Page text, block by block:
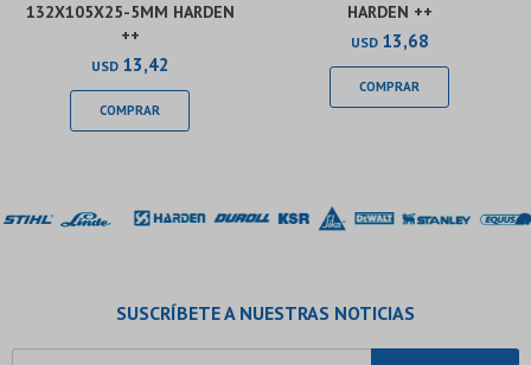
132X105X25-5MM HARDEN
++
USD 13,42
HARDEN ++
USD 13,68
SUSCRÍBETE A NUESTRAS NOTICIAS